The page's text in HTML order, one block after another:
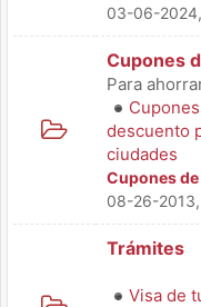
03-06-
Cupones
Para
descuento
ciudades
Cupones
08-26-
Trámites
Visa de